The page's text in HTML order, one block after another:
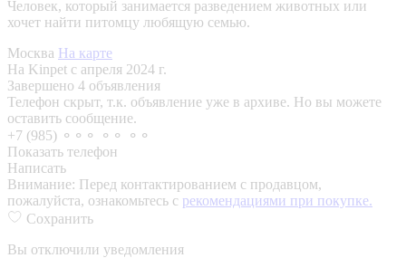
Человек, который занимается разведением животных или
хочет найти питомцу любящую семью.
Москва На карте
На Kinpet c апреля 2024 г.
Завершено 4 объявления
Телефон скрыт, т.к. объявление уже в архиве. Но вы можете
оставить сообщение.
+7 (985) ⚬⚬⚬ ⚬⚬ ⚬⚬
Показать телефон
Написать
Внимание: Перед контактированием с продавцом,
пожалуйста, ознакомьтесь с рекомендациями при покупке.
Сохранить
Вы отключили уведомления